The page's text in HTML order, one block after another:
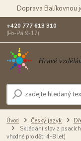
Doprava Balíkovnou
+420 777 613 310
(Po-Pá 9-17)
Úvod Český jazyk
Skládání slov z
vhodné pro děti 4-8 let)